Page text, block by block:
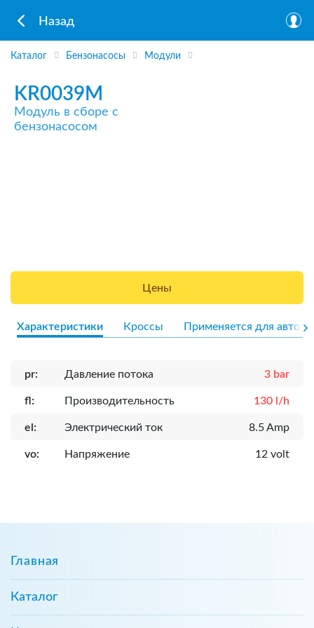
Назад
Каталог Бензонасосы Модули
KR0039M
Модуль в сборе с
бензонасосом
Цены
Характеристики Кроссы Применяется для авто
pr: Давление потока 3 bar
fl: Производительность 130 l/h
el: Электрический ток 8.5 Amp
vo: Напряжение 12 volt
Главная
Каталог